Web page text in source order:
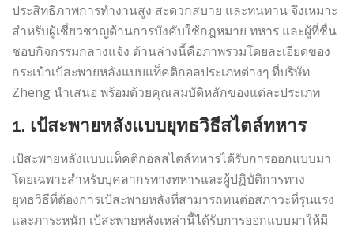
ประสิทธิภาพการทำงานสูง สะดวกสบาย และทนทาน จึงเหมาะ
สำหรับผู้เชี่ยวชาญด้านการบังคับใช้กฎหมาย ทหาร และผู้ที่ชื่น
ชอบกิจกรรมกลางแจ้ง ด้านล่างนี้คือภาพรวมโดยละเอียดของ
กระเป๋าเป้สะพายหลังแบบแท็คติกอลประเภทต่างๆ ที่บริษัท
Zheng นำเสนอ พร้อมด้วยคุณสมบัติหลักของแต่ละประเภท
1. เป้สะพายหลังแบบยุทธวิธีสไตล์ทหาร
เป้สะพายหลังแบบแท็คติกอลสไตล์ทหารได้รับการออกแบบมา
โดยเฉพาะสำหรับบุคลากรทางทหารและผู้ปฏิบัติการทาง
ยุทธวิธีที่ต้องการเป้สะพายหลังที่สามารถทนต่อสภาวะที่รุนแรง
และภาระหนัก เป้สะพายหลังเหล่านี้ได้รับการออกแบบมาให้มี